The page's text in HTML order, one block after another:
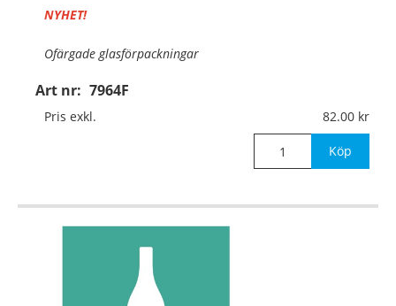
Art nr: 7964F
NYHET!
Ofärgade glasförpackningar
Material:Självhäftande folie
Pris exkl. 82.00
Köp